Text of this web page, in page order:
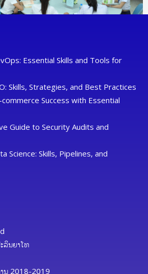
Essential Skills and Tools for
Skills, Strategies, and Best Practices
Success with Essential
Guide to Security Audits and
Science: Skills, Pipelines, and
ລິນຍາໂທ
ານ 2018-2019